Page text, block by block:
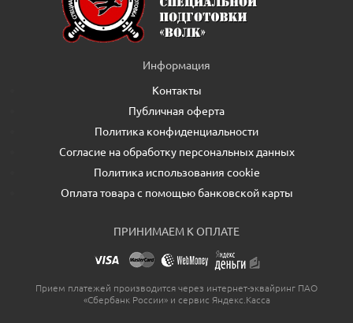
Информация
Контакты
Публичная оферта
Политика конфиденциальности
Согласие на обработку персональных данных
Политика использования cookie
Оплата товара с помощью банковской карты
ПРИНИМАЕМ К ОПЛАТЕ
Прием платежей производится через интернет-эквайринг ПАО
«Сбербанк России» и сервис Яндекс.Касса